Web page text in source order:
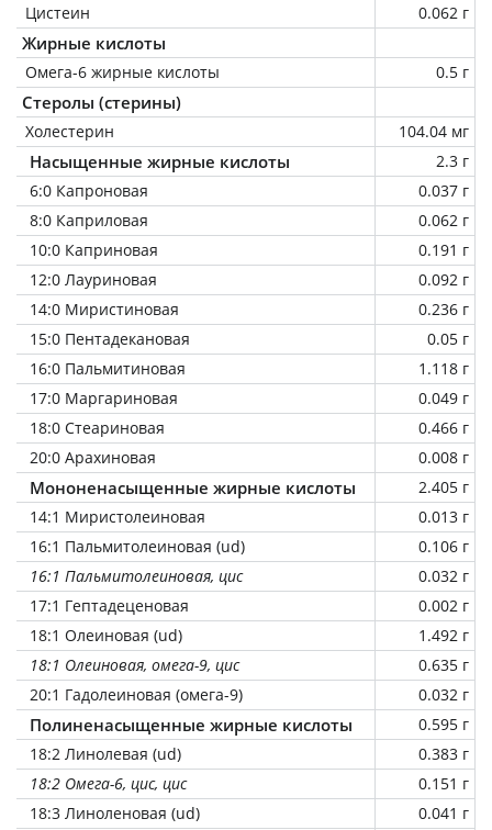
Цистеин
0.062 г
Жирные кислоты
Омега-6 жирные кислоты 0.5 г
Стеролы (стерины)
Холестерин 104.04 мг
Насыщенные жирные кислоты
2.3 г
6:0 Капроновая
0.037 г
8:0 Каприловая
0.062 г
10:0 Каприновая
0.191 г
12:0 Лауриновая
0.092 г
14:0 Миристиновая
0.236 г
15:0 Пентадекановая
0.05 г
16:0 Пальмитиновая
1.118 г
17:0 Маргариновая
0.049 г
18:0 Стеариновая
0.466 г
20:0 Арахиновая
0.008 г
Мононенасыщенные жирные кислоты
2.405 г
14:1 Миристолеиновая
0.013 г
16:1 Пальмитолеиновая (ud)
0.106 г
16:1 Пальмитолеиновая, цис
0.032 г
17:1 Гептадеценовая
0.002 г
18:1 Олеиновая (ud)
1.492 г
18:1 Олеиновая, омега-9, цис
0.635 г
20:1 Гадолеиновая (омега-9)
0.032 г
Полиненасыщенные жирные кислоты
0.595 г
18:2 Линолевая (ud)
0.383 г
18:2 Омега-6, цис, цис
0.151 г
18:3 Линоленовая (ud)
0.041 г